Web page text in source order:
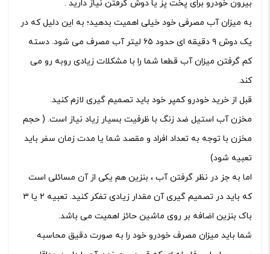
بیرون خودرو برای پخت پز یا دوش گرفتن نیاز دارید .
به میزان آب مصرفی خود خیلی اهمیت بدهید؛ به این دلیل که در
یک دوش ۹ دقیقه ای حدود ۶۵ لیتر آب مصرف می شود. دسته
کم گرفتن میزان آب قطعا شما را با مشکلات زیادی روبه رو می
کند.
قبل از خرید خودرو کمپر خود باید تصمیم گیری لازم کنید.
مخزن آب استیل ضد زنگ با ظرفیت بسیار زیاد نیاز است. ( حجم
مخزن با توجه به تعداد افراد و مقصد شما یا مدت زمان سفر باید
تعبیه شود)
اما به جز در نظر گرفتن آب ، بنزین هم یکی از آن مسائلی است
که باید در تصمیم گیری آن مقدار زیادی تفکر کنید. تعبیه ۲ یا ۳
باک بنزین اضافه بر روی ماشین حائز اهمیت می باشد.
شما باید میزان مصرف خودرو خود را به صورت دقیق محاسبه